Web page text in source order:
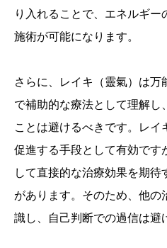
り入れることで、エネルギ
施術が可能になります。
さらに、レイキ（靈氣）は万
で補助的な療法として理解し
ことは避けるべきです。レイ
促進する手段として有効です
して直接的な治療効果を期
があります。そのため、他の
識し、自己判断での過信は避